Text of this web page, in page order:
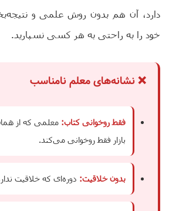
دارد، آن هم بدون روش علمی و
خود را به راحتی به هر کسی نسپارید.
❌ نشانه‌های معلم نامناسب
فقط روخوانی کتاب: معلمی که از
بازار فقط روخوانی می‌کند.
بدون خلاقیت: دوره‌ای که خلاقیت